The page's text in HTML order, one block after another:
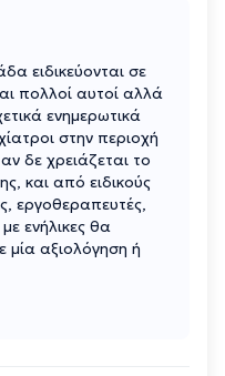
ειδικεύονται σε
πολλοί αυτοί αλλά
ενημερωτικά
στην περιοχή
δε χρειάζεται το
και από ειδικούς
εργοθεραπευτές,
ενήλικες θα
μία αξιολόγηση ή